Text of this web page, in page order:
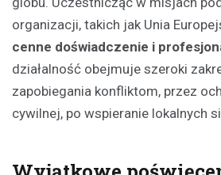
organizacji, takich jak Unia
cenne doświadczenie i
działalność obejmuje szeroki
zapobiegania konfliktom, przez
cywilnej, po wspieranie lokalnych